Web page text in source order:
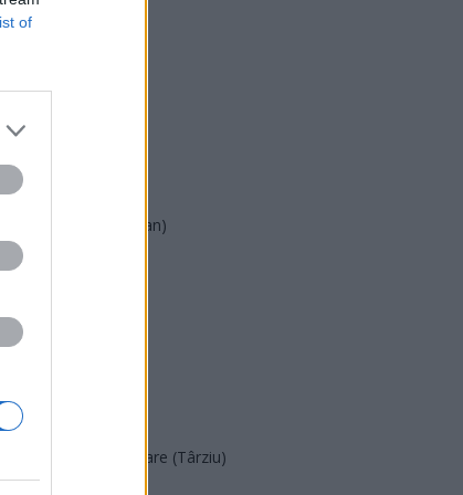
of
AUR
(Tomac)
Forța Dreptei (L. Orban)
PNȚMM
(Peia)
Acțiunea Conservatoare (Târziu)